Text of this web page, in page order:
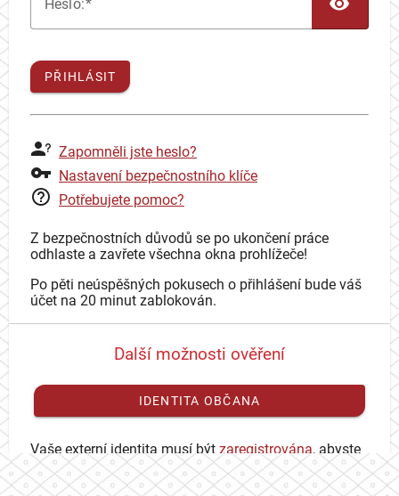
Heslo:
PŘIHLÁSIT
Zapomněli jste heslo?
Nastavení bezpečnostního klíče
Potřebujete pomoc?
Z bezpečnostních důvodů se po ukončení práce
odhlaste a zavřete všechna okna prohlížeče!
Po pěti neúspěšných pokusech o přihlášení bude váš
účet na 20 minut zablokován.
Další možnosti ověření
IDENTITA OBČANA
Vaše externí identita musí být zaregistrována, abyste
se mohli přihlásit ke svému CAS účtu.